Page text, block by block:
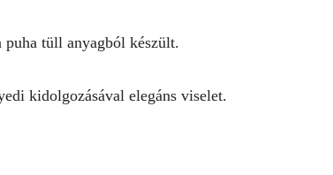
tüll anyagból készült.
kidolgozásával elegáns viselet.